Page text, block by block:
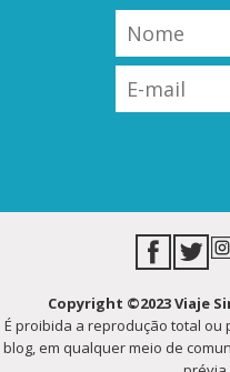
Copyright ©2023 Viaje
É proibida a reprodução total
blog, em qualquer meio de